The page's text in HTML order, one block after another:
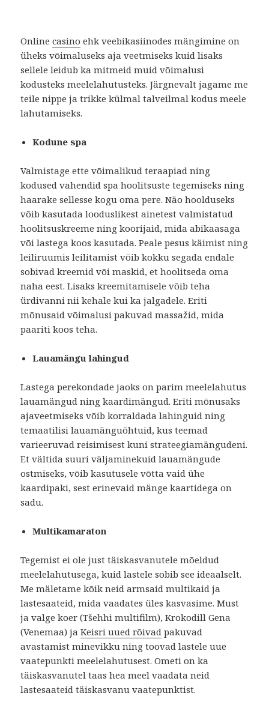
Onlinecasino ehk veebikasiinodes mängimine on
üheks võimaluseks aja veetmiseks kuid lisaks
sellele leidub ka mitmeid muid võimalusi
kodusteks meelelahutusteks. Järgnevalt jagame me
teile nippe ja trikke külmal talveilmal kodus meele
lahutamiseks.
Kodune spa
Valmistage ette võimalikud teraapiad ning
kodused vahendid spa hoolitsuste tegemiseks ning
haarake sellesse kogu oma pere. Näo hoolduseks
võib kasutada looduslikest ainetest valmistatud
hoolitsuskreeme ning koorijaid, mida abikaasaga
või lastega koos kasutada. Peale pesus käimist ning
leiliruumis leilitamist võib kokku segada endale
sobivad kreemid või maskid, et hoolitseda oma
naha eest. Lisaks kreemitamisele võib teha
ürdivanni nii kehale kui ka jalgadele. Eriti
mõnusaid võimalusi pakuvad massažid, mida
paariti koos teha.
Lauamängu lahingud
Lastega perekondade jaoks on parim meelelahutus
lauamängud ning kaardimängud. Eriti mõnusaks
ajaveetmiseks võib korraldada lahinguid ning
temaatilisi lauamänguõhtuid, kus teemad
varieeruvad reisimisest kuni strateegiamängudeni.
Et vältida suuri väljaminekuid lauamängude
ostmiseks, võib kasutusele võtta vaid ühe
kaardipaki, sest erinevaid mänge kaartidega on
sadu.
Multikamaraton
Tegemist ei ole just täiskasvanutele mõeldud
meelelahutusega, kuid lastele sobib see ideaalselt.
Me mäletame kõik neid armsaid multikaid ja
lastesaateid, mida vaadates üles kasvasime. Must
ja valge koer (Tšehhi multifilm), Krokodill Gena
(Venemaa) jaKeisri uued rõivad pakuvad
avastamist minevikku ning toovad lastele uue
vaatepunkti meelelahutusest. Ometi on ka
täiskasvanutel taas hea meel vaadata neid
lastesaateid täiskasvanu vaatepunktist.